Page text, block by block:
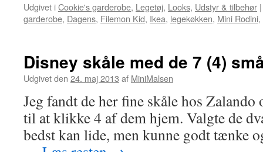
Udgivet iCookie's garderobe, Legetøj, Looks, Udstyr & tilbehør |
garderobe, Dagens, Filemon Kid, Ikea, legekøkken, Mini Rodini,
Disney skåle med de 7 (4)
Udgivet den 24. maj 2013 af MiniMalsen
Jeg fandt de her fine skåle hos
til at klikke 4 af dem hjem. Valgte de
bedst kan lide, men kunne godt tænke